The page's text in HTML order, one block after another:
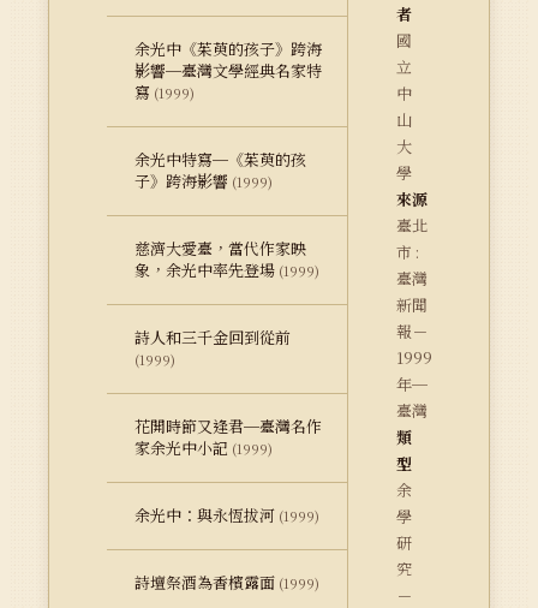
余光中《茱萸的孩子》跨海
影響─臺灣文學經典名家特
寫 (1999)
余光中特寫─《茱萸的孩
子》跨海影響 (1999)
慈濟大愛臺，當代作家映
象，余光中率先登場 (1999)
詩人和三千金回到從前
(1999)
花開時節又逢君─臺灣名作
家余光中小記 (1999)
余光中：與永恆拔河 (1999)
詩壇祭酒為香檳露面 (1999)
者
國
立
中
山
大
學
來源
臺北
市 :
臺灣
新聞
報－
1999
年─
臺灣
類
型
余
學
研
究
－